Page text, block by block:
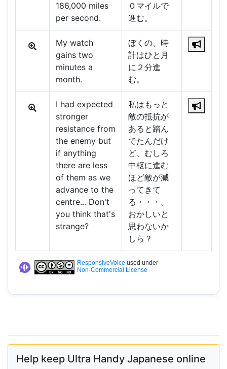
186,000 miles
per second.
０マイルで
進む。
My watch
gains two
minutes a
month.
ぼくの、時
計はひと月
に２分進
む。
I had expected
stronger
resistance from
the enemy but
if anything
there are less
of them as we
advance to the
centre... Don't
you think that's
strange?
私はもっと
敵の抵抗が
あると踏ん
でたんだけ
ど、むしろ
中枢に進む
ほど敵が減
ってきて
る・・・。
おかしいと
思わないか
しら？
ResponsiveVoice used under
Non-Commercial License
Help keep Ultra Handy Japanese online